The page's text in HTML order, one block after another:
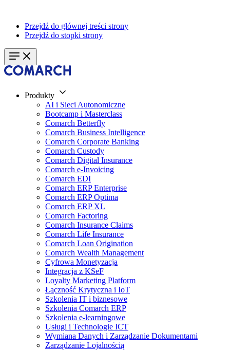
Przejdź do głównej treści strony
Przejdź do stopki strony
Produkty
AI i Sieci Autonomiczne
Bootcamp i Masterclass
Comarch Betterfly
Comarch Business Intelligence
Comarch Corporate Banking
Comarch Custody
Comarch Digital Insurance
Comarch e-Invoicing
Comarch EDI
Comarch ERP Enterprise
Comarch ERP Optima
Comarch ERP XL
Comarch Factoring
Comarch Insurance Claims
Comarch Life Insurance
Comarch Loan Origination
Comarch Wealth Management
Cyfrowa Monetyzacja
Integracja z KSeF
Loyalty Marketing Platform
Łączność Krytyczna i IoT
Szkolenia IT i biznesowe
Szkolenia Comarch ERP
Szkolenia e-learningowe
Usługi i Technologie ICT
Wymiana Danych i Zarządzanie Dokumentami
Zarządzanie Lojalnością